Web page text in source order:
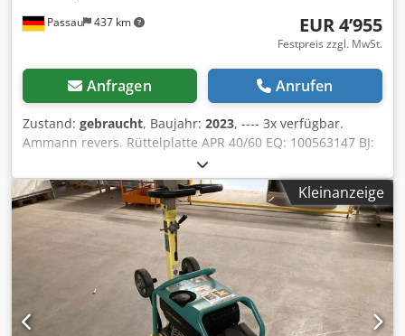
Passau 437 km EUR 4’955
Festpreis zzgl. MwSt.
Anfragen Anrufen
Zustand: gebraucht, Baujahr: 2023, ---- 3x verfügbar.
Ammann revers. Rüttelplatte APR 40/60 EQ: 100563147 BJ:
2023 Ammann revers. Rüttelplatte APR 40/60
EQ: 100563148 BJ: 2023 Daten: Motor:Hatz / Diesel
Maschinengewicht:284kg Cjdpfx Aezkzzbef Esrf
Verdichtungsbreite:600mm
Kleinanzeige